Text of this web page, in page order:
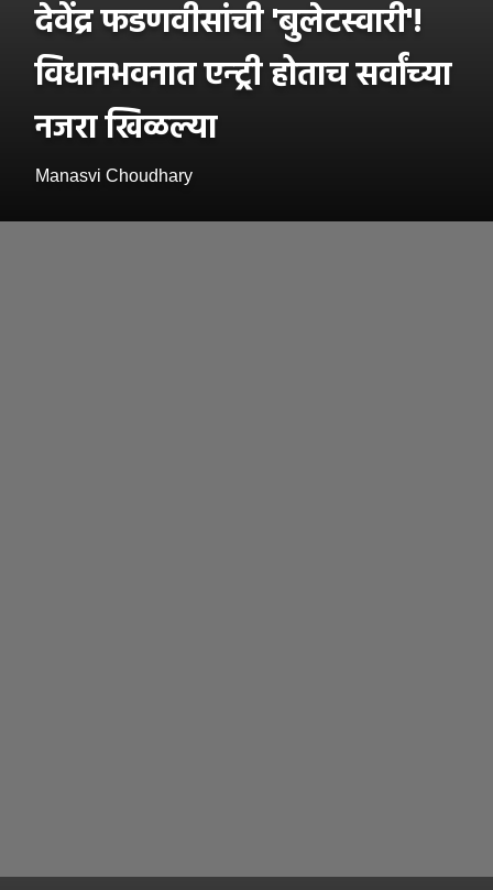
देवेंद्र फडणवीसांची 'बुलेटस्वारी'!
विधानभवनात एन्ट्री होताच सर्वांच्या
नजरा खिळल्या
Manasvi Choudhary